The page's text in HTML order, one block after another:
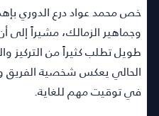
خص محمد عواد درع الدوري
وجماهير الزمالك، مشيراً إلى
طويل تطلب كثيراً من التركيز
الحالي يعكس شخصية الفريق
في توقيت مهم للغاية.